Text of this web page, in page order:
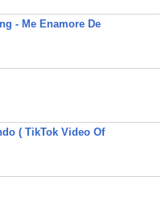
- Me Enamore De
( TikTok Video Of